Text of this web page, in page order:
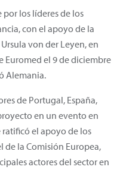
los líderes de los
con el apoyo de la
von der Leyen, en
Euromed el 9 de diciembre
Alemania.
de Portugal, España,
en un evento en
ratificó el apoyo de los
de la Comisión Europea,
actores del sector en